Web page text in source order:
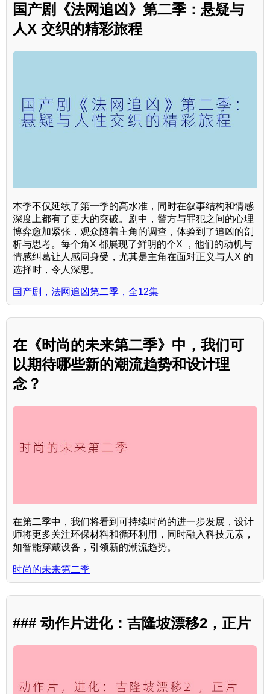
国产剧《法网追凶》第二季：悬疑与
人X 交织的精彩旅程
本季不仅延续了第一季的高水准，同时在叙事结构和情感
深度上都有了更大的突破。剧中，警方与罪犯之间的心理
博弈愈加紧张，观众随着主角的调查，体验到了追凶的剖
析与思考。每个角X 都展现了鲜明的个X ，他们的动机与
情感纠葛让人感同身受，尤其是主角在面对正义与人X 的
选择时，令人深思。
国产剧，法网追凶第二季，全12集
在《时尚的未来第二季》中，我们可
以期待哪些新的潮流趋势和设计理
念？
在第二季中，我们将看到可持续时尚的进一步发展，设计
师将更多关注环保材料和循环利用，同时融入科技元素，
如智能穿戴设备，引领新的潮流趋势。
时尚的未来第二季
### 动作片进化：吉隆坡漂移2，正片